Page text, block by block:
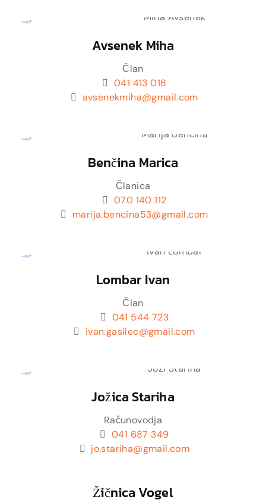
Avsenek Miha
Član
041 413 018
avsenekmiha@gmail.com
Benčina Marica
Članica
070 140 112
marija.bencina53@gmail.com
Lombar Ivan
Član
041 544 723
ivan.gasilec@gmail.com
Jožica Stariha
Računovodja
041 687 349
jo.stariha@gmail.com
Žičnica Vogel